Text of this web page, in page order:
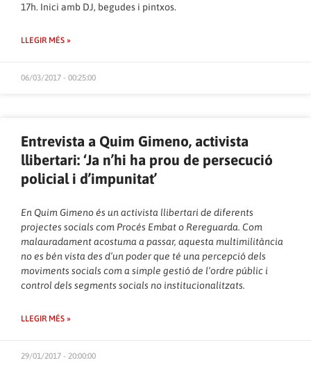
17h. Inici amb DJ, begudes i pintxos.
LLEGIR MÉS »
06/03/2017 - 00:25:00
Entrevista a Quim Gimeno, activista
llibertari: ‘Ja n’hi ha prou de persecució
policial i d’impunitat’
En Quim Gimeno és un activista llibertari de diferents
projectes socials com Procés Embat o Rereguarda. Com
malauradament acostuma a passar, aquesta multimilitància
no es bén vista des d’un poder que té una percepció dels
moviments socials com a simple gestió de l’ordre públic i
control dels segments socials no institucionalitzats.
LLEGIR MÉS »
29/01/2017 - 20:00:00